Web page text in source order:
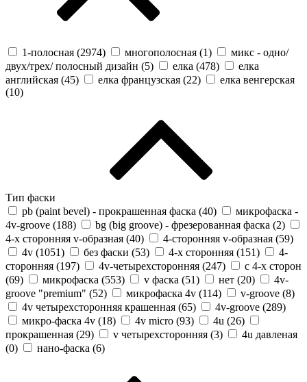
1-полосная (2974) многополосная (1)
микс - одно/
двух/трех/ полосный дизайн (5) елка (478)
елка
английская (45) елка французская (22)
елка венгерская
(10)
Тип фаски
pb (paint bevel) - прокрашенная фаска (40)
микрофаска -
4v-groove (188) bg (big groove) - фрезерованная фаска (2)
4-х сторонняя v-образная (40) 4-сторонняя v-образная (59)
4v (1051) без фаски (53) 4-х сторонняя (151)
4-
сторонняя (197) 4v-четырехсторонняя (247)
с 4-х сторон
(69) микрофаска (553) v фаска (51) нет (20)
4v-
groove "premium" (52) микрофаска 4v (114) v-groove (8)
4v четырехсторонняя крашенная (65) 4v-groove (289)
микро-фаска 4v (18) 4v micro (93) 4u (26)
прокрашенная (29) v четырехсторонняя (3)
4u давленая
(0) нано-фаска (6)